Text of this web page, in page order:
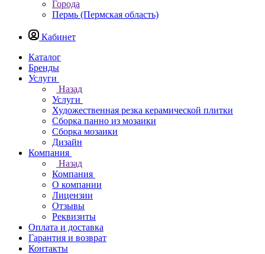
Города
Пермь (Пермская область)
Кабинет
Каталог
Бренды
Услуги
Назад
Услуги
Художественная резка керамической плитки
Сборка панно из мозаики
Сборка мозаики
Дизайн
Компания
Назад
Компания
О компании
Лицензии
Отзывы
Реквизиты
Оплата и доставка
Гарантия и возврат
Контакты